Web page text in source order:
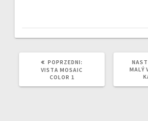
POPRZEDNI:
VISTA MOSAIC
COLOR 1
MALÝ